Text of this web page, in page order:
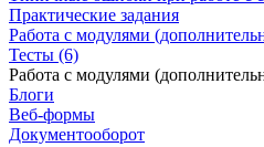
Практические задания
Работа с модулями
Тесты (6)
Работа с модулями
Блоги
Веб-формы
Документооборот